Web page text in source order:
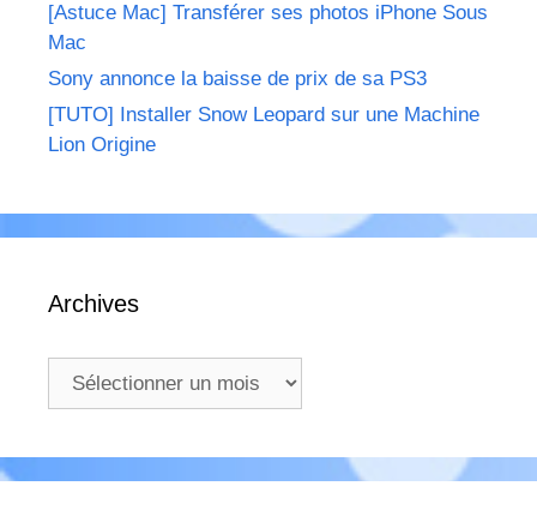
[Astuce Mac] Transférer ses photos iPhone Sous
Mac
Sony annonce la baisse de prix de sa PS3
[TUTO] Installer Snow Leopard sur une Machine
Lion Origine
Archives
Archives